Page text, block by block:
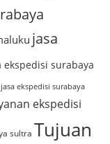
jasa
ekspedisi surabaya
jasa ekspedisi surabaya
ekspedisi
sultra Tujuan